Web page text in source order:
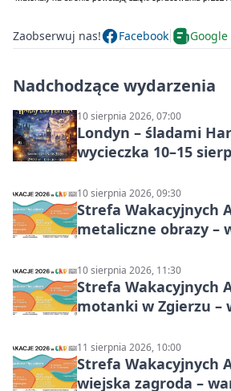
Zaobserwuj nas! Facebook Google
Nadchodzące wydarzenia
10 sierpnia 2026, 07:00
Londyn – śladami
wycieczka 10–15
10 sierpnia 2026, 09:30
Strefa Wakacyjnych
metaliczne obrazy –
10 sierpnia 2026, 11:30
Strefa Wakacyjnych
motanki w Zgierzu –
11 sierpnia 2026, 10:00
Strefa Wakacyjnych
wiejska zagroda –